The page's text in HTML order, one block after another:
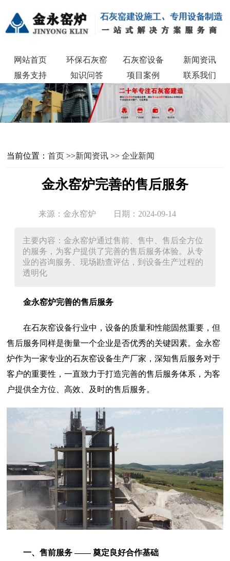
网站首页 环保石灰窑 石灰窑设备
新闻资讯
服务支持
知识问答 项目案例 联系我们
当前位置：首页 >>新闻资讯 >>企业新闻
金永窑炉完善的售后服务
来源：金永窑炉 日期：2024-09-14
主要内容：金永窑炉通过售前、售中、售后全方位
的服务，为客户提供了完善的售后服务体验。从专
业的咨询服务、现场勘查评估，到设备生产过程的
透明化
金永窑炉完善的售后服务
在石灰窑设备行业中，设备的质量和性能固然重要，但
售后服务同样是衡量一个企业是否优秀的关键因素。金永窑
炉作为一家专业的石灰窑设备生产厂家，深知售后服务对于
客户的重要性，一直致力于打造完善的售后服务体系，为客
户提供全方位、高效、及时的售后服务。
一、售前服务 —— 奠定良好合作基础